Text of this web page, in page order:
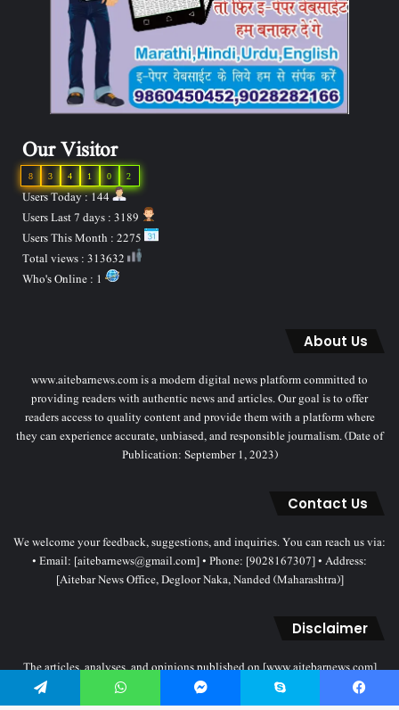
Our Visitor
2
0
1
4
3
8
Users Today : 144
About Us
www.aitebarnews.com is a modern digital news platform committed to
providing readers with authentic news and articles. Our goal is to offer
readers access to quality content and provide them with a platform where
they can experience accurate, unbiased, and responsible journalism. (Date of
Publication: September 1, 2023)
Contact Us
We welcome your feedback, suggestions, and inquiries. You can reach us via:
• Email: [aitebarnews@gmail.com] • Phone: [9028167307] • Address:
[Aitebar News Office, Degloor Naka, Nanded (Maharashtra)]
Disclaimer
The articles, analyses, and opinions published on [www.aitebarnews.com]
solely represent the personal views and opinions of the authors. These views
do not necessarily reflect the stance of the Aitebar News management. Any
Facebook
Skype
Messenger
WhatsApp
Telegram